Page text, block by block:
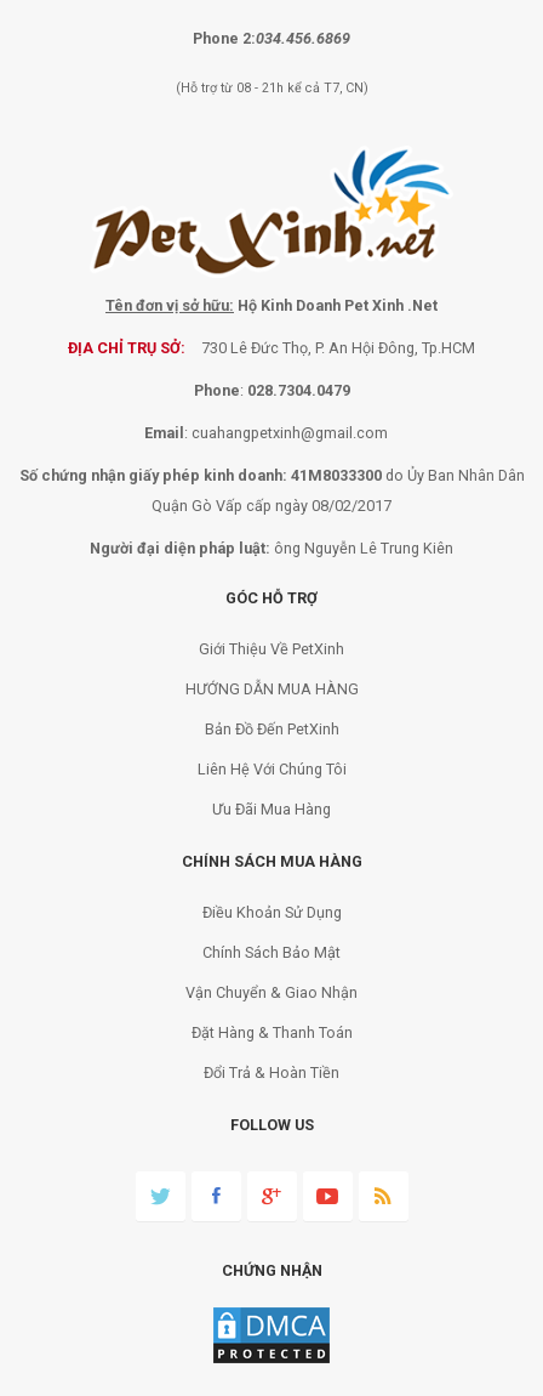
Phone 2:034.456.6869
(Hỗ trợ từ 08 - 21h kể cả T7, CN)
Tên đơn vị sở hữu: Hộ Kinh Doanh Pet Xinh .Net
ĐỊA CHỈ TRỤ SỞ: 730 Lê Đức Thọ, P. An Hội Đông, Tp.HCM
Phone: 028.7304.0479
Email : cuahangpetxinh@gmail.com
Số chứng nhận giấy phép kinh doanh: 41M8033300do Ủy Ban Nhân Dân
Quận Gò Vấp cấp ngày 08/02/2017
Người đại diện pháp luật: ông Nguyễn Lê Trung Kiên
GÓC HỖ TRỢ
Giới Thiệu Về PetXinh
HƯỚNG DẪN MUA HÀNG
Bản Đồ Đến PetXinh
Liên Hệ Với Chúng Tôi
Ưu Đãi Mua Hàng
CHÍNH SÁCH MUA HÀNG
Điều Khoản Sử Dụng
Chính Sách Bảo Mật
Vận Chuyển & Giao Nhận
Đặt Hàng & Thanh Toán
Đổi Trả & Hoàn Tiền
FOLLOW US
CHỨNG NHẬN